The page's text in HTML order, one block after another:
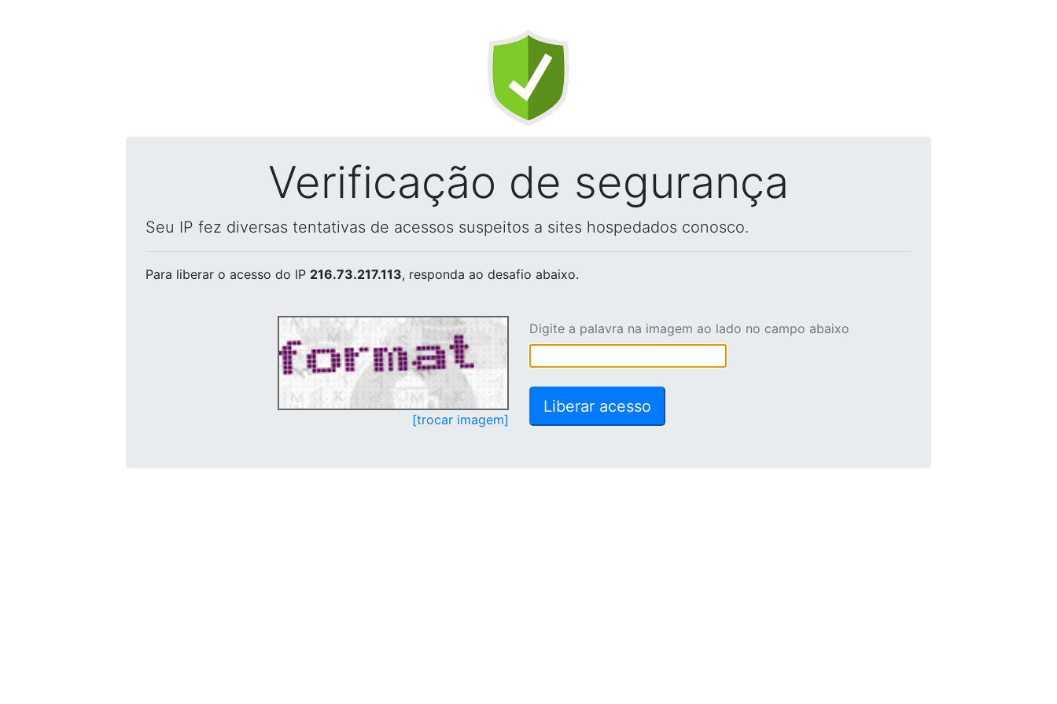
Verificação de segurança
Seu IP fez diversas tentativas de acessos suspeitos a sites hospedados conosco.
Para liberar o acesso do IP 216.73.217.113, responda ao desafio abaixo.
[trocar imagem]
Digite a palavra na imagem ao lado no campo abaixo